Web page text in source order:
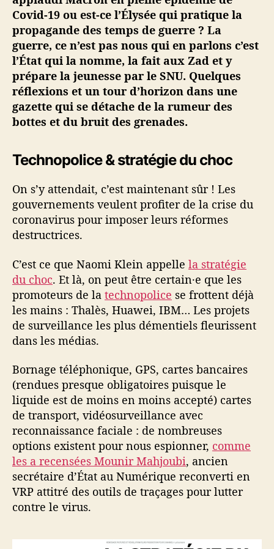
é
·
s
#
7
–
G
u
r
,
c
c
d
e
e
t
p
a
g
a
n
d
e
Covid-19 ou est-ce l’Élysée qui pratique la
propagande des temps de guerre ? La
guerre, ce n’est pas nous qui en parlons c’est
l’État qui la nomme, la fait aux Zad et y
prépare la jeunesse par le SNU. Quelques
réflexions et un tour d’horizon dans une
gazette qui se détache de la rumeur des
bottes et du bruit des grenades.
Technopolice & stratégie du choc
On s’y attendait, c’est maintenant sûr ! Les
gouvernements veulent profiter de la crise du
coronavirus pour imposer leurs réformes
destructrices.
C’est ce que Naomi Klein appelle la stratégie
du choc. Et là, on peut être certain·e que les
promoteurs de la technopolice se frottent déjà
les mains : Thalès, Huawei, IBM… Les projets
de surveillance les plus démentiels fleurissent
dans les médias.
Bornage téléphonique, GPS, cartes bancaires
(rendues presque obligatoires puisque le
liquide est de moins en moins accepté) cartes
de transport, vidéosurveillance avec
reconnaissance faciale : de nombreuses
options existent pour nous espionner, comme
les a recensées Mounir Mahjoubi, ancien
secrétaire d’État au Numérique reconverti en
VRP attitré des outils de traçages pour lutter
contre le virus.